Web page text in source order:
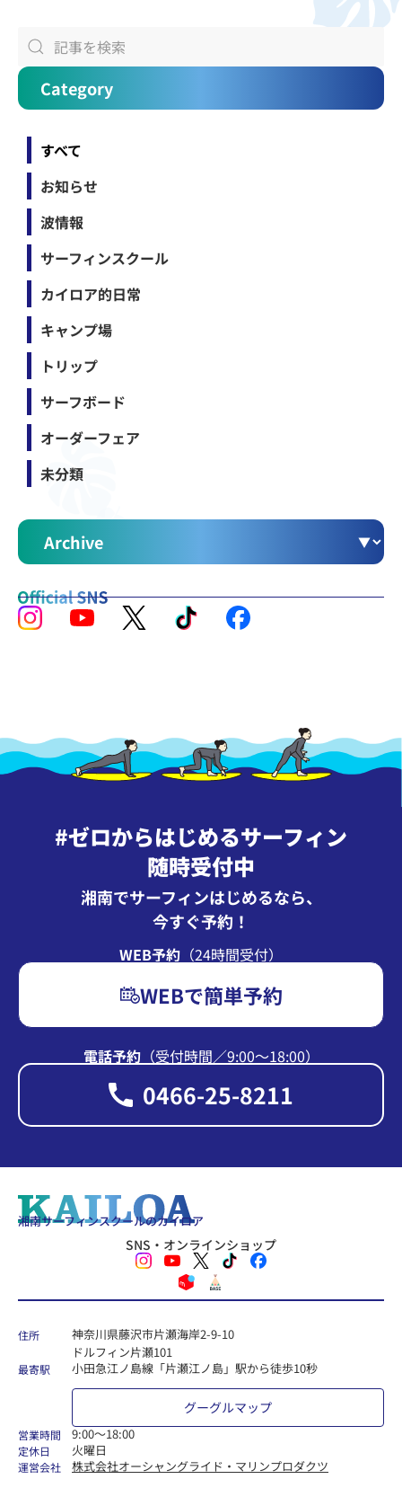
Category
すべて
お知らせ
波情報
サーフィンスクール
カイロア的日常
キャンプ場
トリップ
サーフボード
オーダーフェア
未分類
#ゼロからはじめるサーフィン
随時受付中
湘南でサーフィンはじめるなら、
今すぐ予約！
電話予約（受付時間∕9:00〜18:00）
0466-25-8211
WEB予約 （24時間受付）
WEBで簡単予約
湘南サーフィンスクールのカイロア
SNS・オンラインショップ
住所
神奈川県藤沢市片瀬海岸2-9-10
ドルフィン片瀬101
最寄駅 小田急江ノ島線「片瀬江ノ島」駅から徒歩10秒
グーグルマップ
営業時間 9:00〜18:00
定休日 火曜日
運営会社 株式会社オーシャングライド・マリンプロダクツ